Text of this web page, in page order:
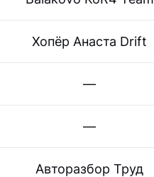
Хопёр Анаста Drift
—
—
Авторазбор Труд